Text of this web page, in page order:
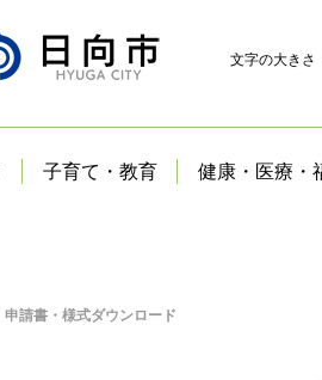
文字の大きさ
子育て・教育 健康・医療・
申請書・様式ダウンロード